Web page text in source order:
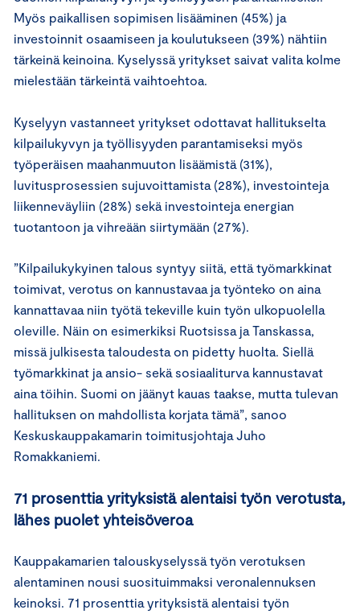
Myös paikallisen sopimisen lisääminen (45%) ja
investoinnit osaamiseen ja koulutukseen (39%) nähtiin
tärkeinä keinoina. Kyselyssä yritykset saivat valita kolme
mielestään tärkeintä vaihtoehtoa.
Kyselyyn vastanneet yritykset odottavat hallitukselta
kilpailukyvyn ja työllisyyden parantamiseksi myös
työperäisen maahanmuuton lisäämistä (31%),
luvitusprosessien sujuvoittamista (28%), investointeja
liikenneväyliin (28%) sekä investointeja energian
tuotantoon ja vihreään siirtymään (27%).
”Kilpailukykyinen talous syntyy siitä, että työmarkkinat
toimivat, verotus on kannustavaa ja työnteko on aina
kannattavaa niin työtä tekeville kuin työn ulkopuolella
oleville. Näin on esimerkiksi Ruotsissa ja Tanskassa,
missä julkisesta taloudesta on pidetty huolta. Siellä
työmarkkinat ja ansio- sekä sosiaaliturva kannustavat
aina töihin. Suomi on jäänyt kauas taakse, mutta tulevan
hallituksen on mahdollista korjata tämä”, sanoo
Keskuskauppakamarin toimitusjohtaja Juho
Romakkaniemi.
71 prosenttia yrityksistä alentaisi työn verotusta,
lähes puolet yhteisöveroa
Kauppakamarien talouskyselyssä työn verotuksen
alentaminen nousi suosituimmaksi veronalennuksen
keinoksi. 71 prosenttia yrityksistä alentaisi työn